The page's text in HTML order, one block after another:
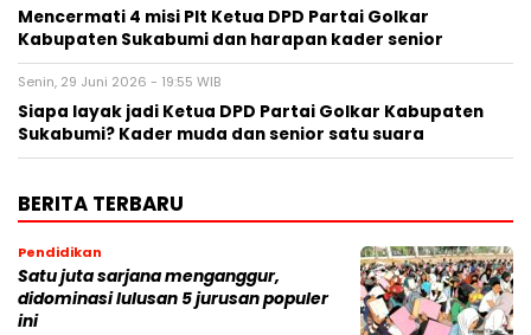
Mencermati 4 misi Plt Ketua DPD Partai Golkar
Kabupaten Sukabumi dan harapan kader senior
Senin, 29 Juni 2026 - 19:55 WIB
Siapa layak jadi Ketua DPD Partai Golkar Kabupaten
Sukabumi? Kader muda dan senior satu suara
BERITA TERBARU
Pendidikan
Satu juta sarjana menganggur,
didominasi lulusan 5 jurusan populer
ini